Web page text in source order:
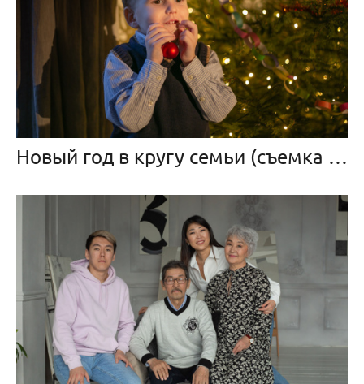
Новый год в кругу семьи (съемка в студии)